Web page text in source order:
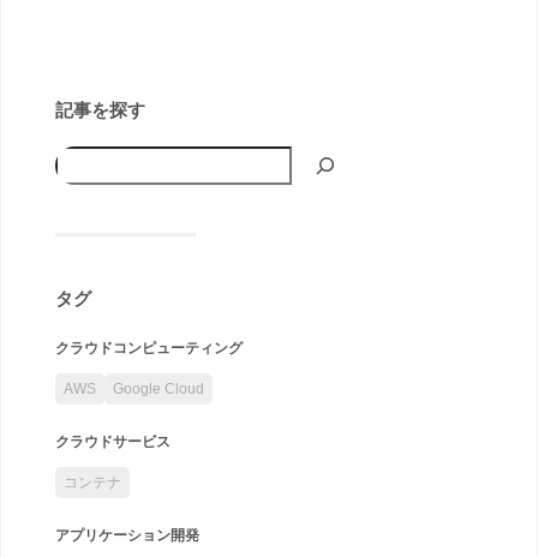
記事を探す
タグ
クラウドコンピューティング
AWS Google Cloud
クラウドサービス
コンテナ
アプリケーション開発